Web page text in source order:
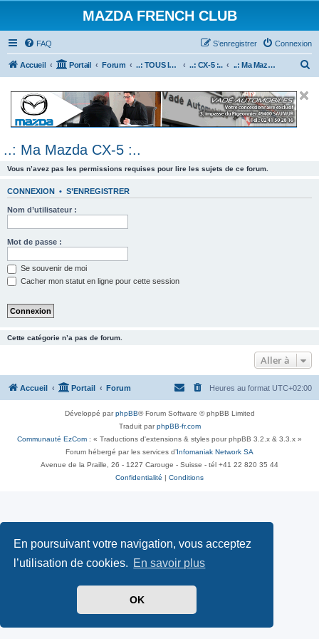
En poursuivant votre navigation, vous acceptez
l’utilisation de cookies. En savoir plus
OK
MAZDA FRENCH CLUB
FAQ Connexion
S’enregistrer
Accueil Portail Forum ..: TOUS les Véhicules MAZDA :.. ..: CX-5 :.. ..: Ma Mazda CX-5 :..
e
..: Ma Mazda CX-5 :..
Vous n’avez pas les permissions requises pour lire les sujets de ce forum.
CONNEXION • S’ENREGISTRER
Nom d’utilisateur :
Mot de passe :
Se souvenir de moi
Cacher mon statut en ligne pour cette session
Cette catégorie n’a pas de forum.
Aller à
Accueil Portail Forum Heures au format UTC+02:00
Développé parphpBB® Forum Software © phpBB Limited
Traduit parphpBB-fr.com
Communauté EzCom : « Traductions d'extensions & styles pour phpBB 3.2.x & 3.3.x »
Forum hébergé par les services d’ Infomaniak Network SA
Avenue de la Praille, 26 - 1227 Carouge - Suisse - tél +41 22 820 35 44
Confidentialité
Conditions